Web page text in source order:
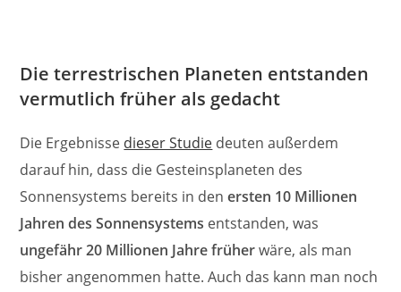
Die terrestrischen Planeten entstanden
vermutlich früher als gedacht
Die Ergebnisse dieser Studie deuten außerdem
darauf hin, dass die Gesteinsplaneten des
Sonnensystems bereits in denersten 10 Millionen
Jahren des Sonnensystems entstanden, was
ungefähr 20 Millionen Jahre früherwäre, als man
bisher angenommen hatte. Auch das kann man noch